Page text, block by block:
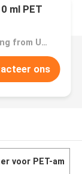
ml PET
Prijs：Starting from USD0.05/PCS
ons
voor PET-am